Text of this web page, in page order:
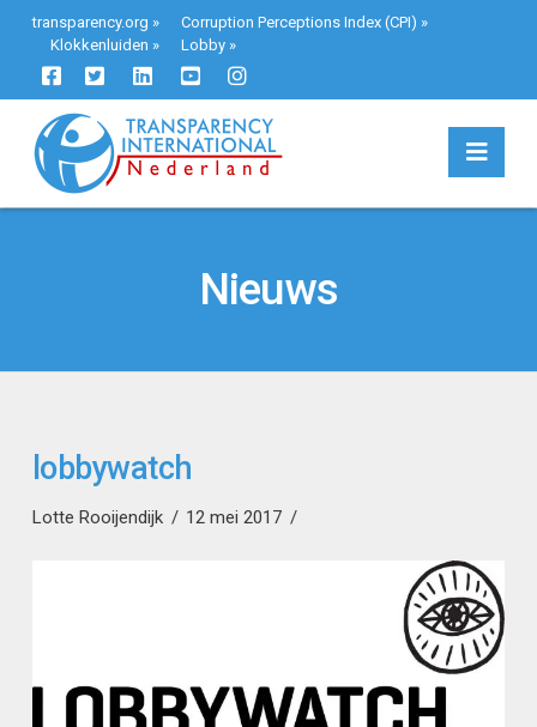
transparency.org » Corruption Perceptions Index (CPI) »
Klokkenluiden » Lobby»
Nieuws
lobbywatch
Lotte Rooijendijk 12 mei 2017